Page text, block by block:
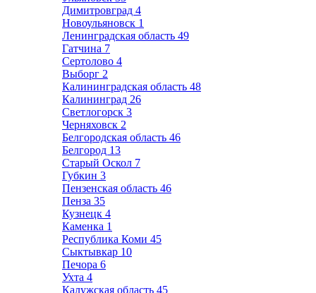
Димитровград 4
Новоульяновск 1
Ленинградская область 49
Гатчина 7
Сертолово 4
Выборг 2
Калининградская область 48
Калининград 26
Светлогорск 3
Черняховск 2
Белгородская область 46
Белгород 13
Старый Оскол 7
Губкин 3
Пензенская область 46
Пенза 35
Кузнецк 4
Каменка 1
Республика Коми 45
Сыктывкар 10
Печора 6
Ухта 4
Калужская область 45